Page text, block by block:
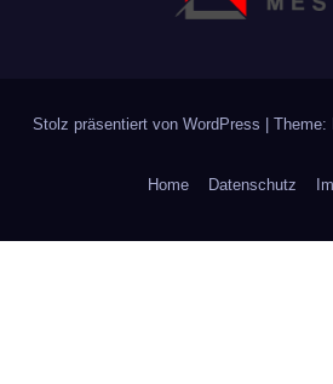
Stolz präsentiert von WordPress | Theme:
Home Datenschutz